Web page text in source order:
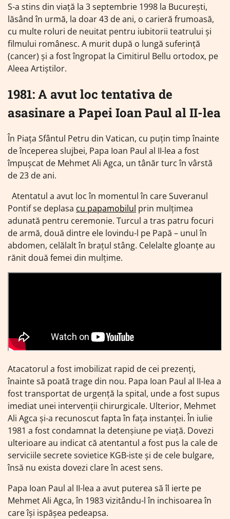
S-a stins din viață la 3 septembrie 1998 la București,
lăsând în urmă, la doar 43 de ani, o carieră frumoasă,
cu multe roluri de neuitat pentru iubitorii teatrului și
filmului românesc. A murit după o lungă suferință
(cancer) și a fost îngropat la Cimitirul Bellu ortodox, pe
Aleea Artiștilor.
1981: A avut loc tentativa de
asasinare a Papei Ioan Paul al II-lea
În Piața Sfântul Petru din Vatican, cu puțin timp înainte
de începerea slujbei, Papa Ioan Paul al II-lea a fost
împușcat de Mehmet Ali Agca, un tânăr turc în vârstă
de 23 de ani.
Atentatul a avut loc în momentul în care Suveranul
Pontif se deplasa cu papamobilul prin mulțimea
adunată pentru ceremonie. Turcul a tras patru focuri
de armă, două dintre ele lovindu-l pe Papă – unul în
abdomen, celălalt în brațul stâng. Celelalte gloanțe au
rănit două femei din mulțime.
Atacatorul a fost imobilizat rapid de cei prezenți,
înainte să poată trage din nou. Papa Ioan Paul al II-lea a
fost transportat de urgență la spital, unde a fost supus
imediat unei intervenții chirurgicale. Ulterior, Mehmet
Ali Agca și-a recunoscut fapta în fața instanței. În iulie
1981 a fost condamnat la detenșiune pe viață. Dovezi
ulterioare au indicat că atentantul a fost pus la cale de
serviciile secrete sovietice KGB-iste și de cele bulgare,
însă nu exista dovezi clare în acest sens.
Papa Ioan Paul al II-lea a avut puterea să îl ierte pe
Mehmet Ali Agca, în 1983 vizitându-l în inchisoarea în
care își ispășea pedeapsa.